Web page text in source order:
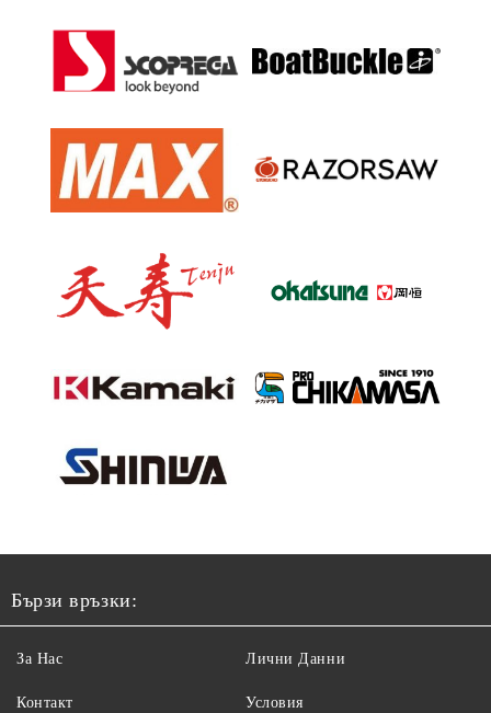
Бързи връзки:
За Нас
Контакт
Лични Данни
Условия